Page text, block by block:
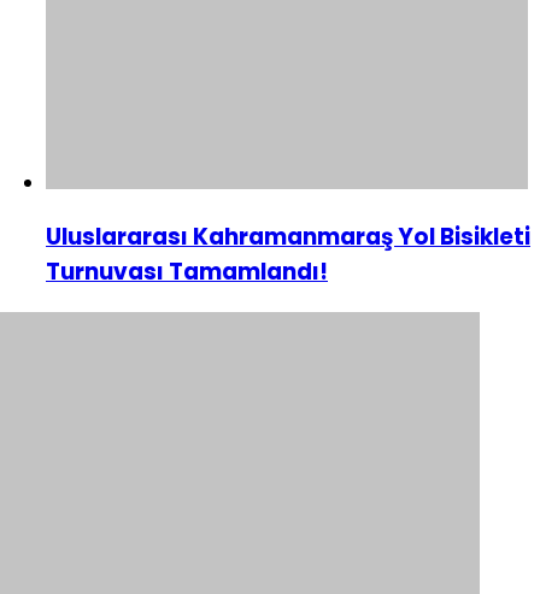
Uluslararası Kahramanmaraş Yol Bisikleti
Turnuvası Tamamlandı!